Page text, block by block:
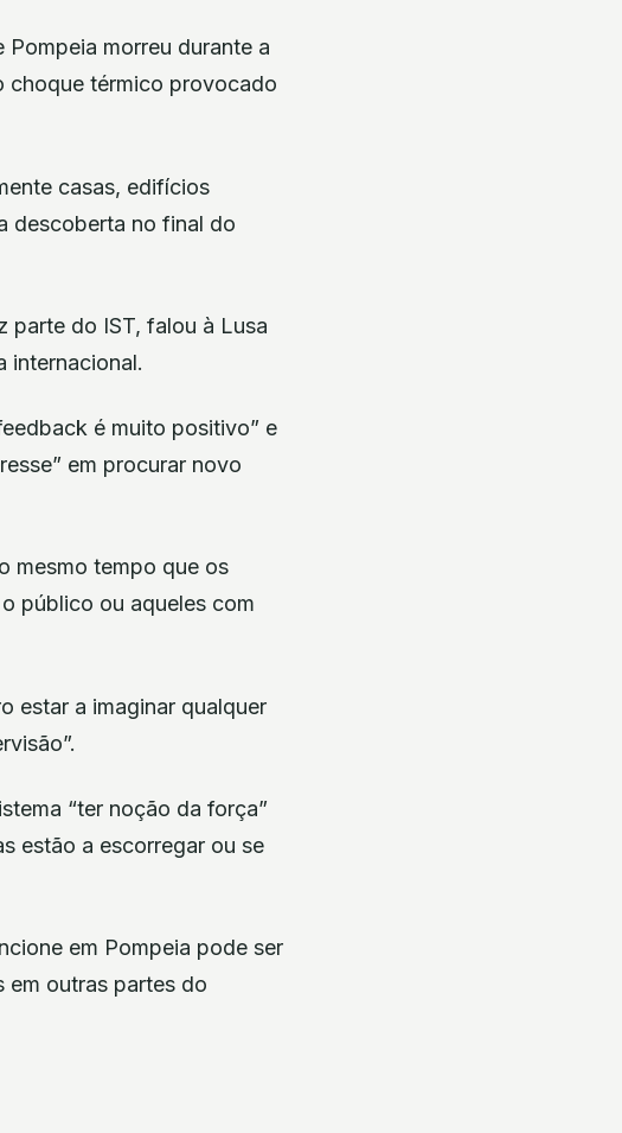
morreu durante a
choque térmico provocado
casas, edifícios
descoberta no final do
parte do IST, falou à Lusa
internacional.
é muito positivo” e
em procurar novo
mesmo tempo que os
público ou aqueles com
estar a imaginar qualquer
“ter noção da força”
estão a escorregar ou se
em Pompeia pode ser
em outras partes do